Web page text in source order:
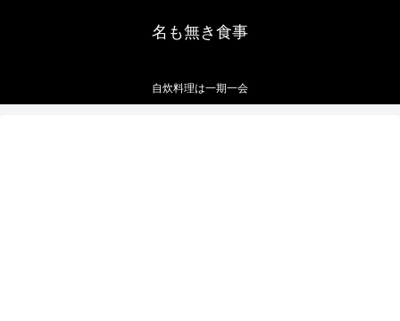
名も無き食事
自炊料理は一期一会